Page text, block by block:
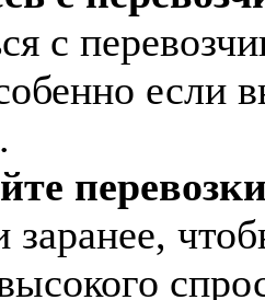
с
если
заранее,